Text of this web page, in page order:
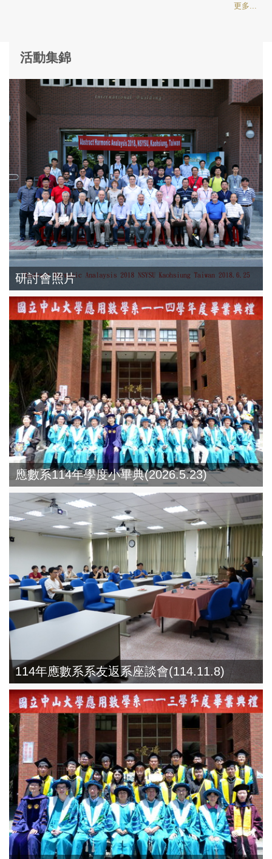
更多...
活動集錦
研討會照片
應數系114年學度小畢典(2026.5.23)
114年應數系系友返系座談會(114.11.8)